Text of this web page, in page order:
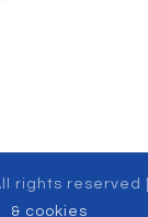
rights reserved |
& cookies